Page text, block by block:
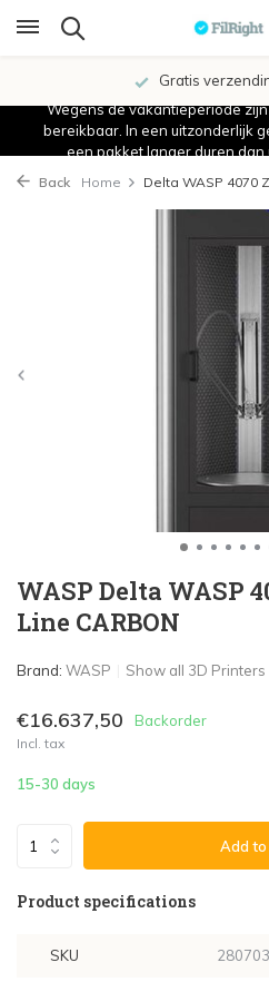
Gratis
Wegens de vakantieperiode
bereikbaar. In een uitzonderlijk
een pakket langer duren dan
Back Home Delta WASP 4070
WASP Delta WASP
Line CARBON
Brand: WASP Show all 3D Printers
€16.637,50 Backorder
Incl. tax
15-30 days
Add
Product specifications
SKU